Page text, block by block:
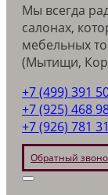
Мы всегда
салонах,
мебельных
(Мытищи,
+7 (499) 391
+7 (925) 468
+7 (926) 781
Обратный